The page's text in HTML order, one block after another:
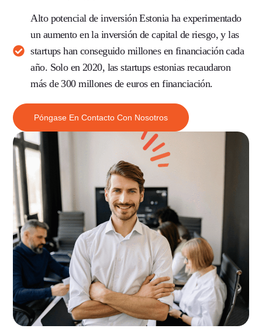
Alto potencial de inversiónEstonia ha experimentado
un aumento en la inversión de capital de riesgo, y las
startups han conseguido millones en financiación cada
año. Solo en 2020, las startups estonias recaudaron
más de 300 millones de euros en financiación.
Póngase En Contacto Con Nosotros